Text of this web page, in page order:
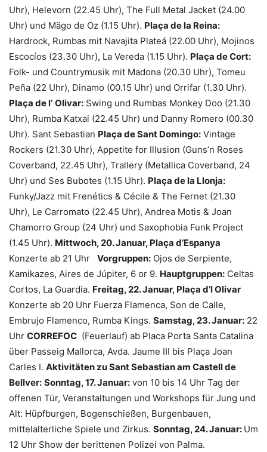
Uhr), Helevorn (22.45 Uhr), The Full Metal Jacket (24.00
Uhr) und Mägo de Oz (1.15 Uhr). Plaça de la Reina:
Hardrock, Rumbas mit Navajita Plateá (22.00 Uhr), Mojinos
Escocíos (23.30 Uhr), La Vereda (1.15 Uhr). Plaça de Cort:
Folk- und Countrymusik mit Madona (20.30 Uhr), Tomeu
Peña (22 Uhr), Dinamo (00.15 Uhr) und Orrifar (1.30 Uhr).
Plaça de l‘ Olivar: Swing und Rumbas Monkey Doo (21.30
Uhr), Rumba Katxai (22.45 Uhr) und Danny Romero (00.30
Uhr). Sant Sebastian Plaça de Sant Domingo: Vintage
Rockers (21.30 Uhr), Appetite for Illusion (Guns’n Roses
Coverband, 22.45 Uhr), Trallery (Metallica Coverband, 24
Uhr) und Ses Bubotes (1.15 Uhr). Plaça de la Llonja:
Funky/Jazz mit Frenétics & Cécile & The Fernet (21.30
Uhr), Le Carromato (22.45 Uhr), Andrea Motis & Joan
Chamorro Group (24 Uhr) und Saxophobia Funk Project
(1.45 Uhr). Mittwoch, 20. Januar, Plaça d’Espanya
Konzerte ab 21 Uhr Vorgruppen: Ojos de Serpiente,
Kamikazes, Aires de Júpiter, 6 or 9. Hauptgruppen: Celtas
Cortos, La Guardia. Freitag, 22. Januar, Plaça d’l Olivar
Konzerte ab 20 Uhr Fuerza Flamenca, Son de Calle,
Embrujo Flamenco, Rumba Kings. Samstag, 23. Januar: 22
Uhr CORREFOC (Feuerlauf) ab Placa Porta Santa Catalina
über Passeig Mallorca, Avda. Jaume III bis Plaça Joan
Carles I. Aktivitäten zu Sant Sebastian am Castell de
Bellver: Sonntag, 17. Januar: von 10 bis 14 Uhr Tag der
offenen Tür, Veranstaltungen und Workshops für Jung und
Alt: Hüpfburgen, Bogenschießen, Burgenbauen,
mittelalterliche Spiele und Zirkus. Sonntag, 24. Januar: Um
12 Uhr Show der berittenen Polizei von Palma.